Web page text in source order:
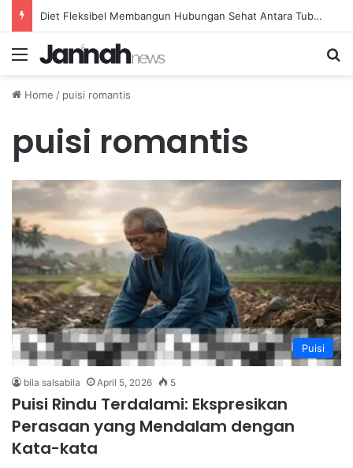
Diet Fleksibel Membangun Hubungan Sehat Antara Tubuh dan Makanan Sehari-hari
Menu
Home / puisi romantis
puisi romantis
Puisi
bila salsabila April 5, 2026 5
Puisi Rindu Terdalami: Ekspresikan
Perasaan yang Mendalam dengan
Kata-kata